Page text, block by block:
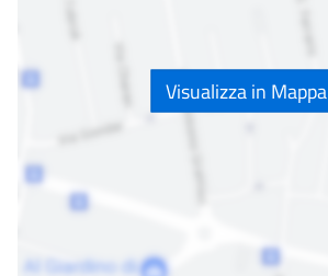
Visualizza in Mappa